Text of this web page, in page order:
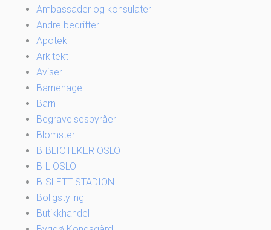
Ambassader og konsulater
Andre bedrifter
Apotek
Arkitekt
Aviser
Barnehage
Barn
Begravelsesbyråer
Blomster
BIBLIOTEKER OSLO
BIL OSLO
BISLETT STADION
Boligstyling
Butikkhandel